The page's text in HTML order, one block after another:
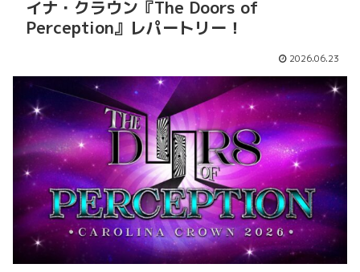
イナ・クラウン『The Doors of
Perception』レパートリー！
2026.06.23